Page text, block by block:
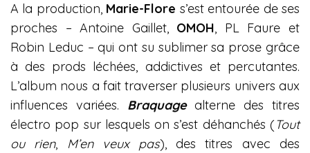
A la production, Marie-Flore s’est entourée de ses
proches – Antoine Gaillet, OMOH, PL Faure et
Robin Leduc – qui ont su sublimer sa prose grâce
à des prods léchées, addictives et percutantes.
L’album nous a fait traverser plusieurs univers aux
influences variées. Braquagealterne des titres
électro pop sur lesquels on s’est déhanchés (Tout
ou rien, M’en veux pas), des titres avec des